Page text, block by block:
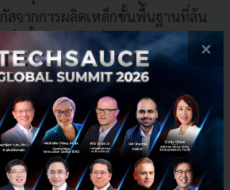
สจากการผลิตเหล็กขั้นพื้นฐานที่ล้น
หล็กขั้นสูงและเหล็กคุณภาพพิเศษ
steel รวมถึงกระบวนการผลิตที่เป็น
อให้สอดคล้องกับเป้าหมายเศรษฐกิจ
×